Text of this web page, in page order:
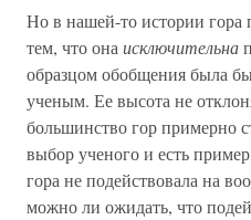
Но в нашей-то истории гора
тем, что она исключительна
образцом обобщения была
ученым. Ее высота не
большинство гор примерно
выбор ученого и есть
гора не подействовала на
можно ли ожидать, что